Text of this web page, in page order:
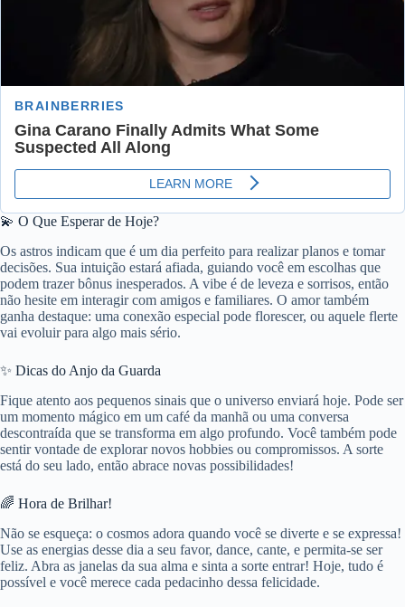
💫 O Que Esperar de Hoje?
Os astros indicam que é um dia perfeito para realizar planos e tomar
decisões. Sua intuição estará afiada, guiando você em escolhas que
podem trazer bônus inesperados. A vibe é de leveza e sorrisos, então
não hesite em interagir com amigos e familiares. O amor também
ganha destaque: uma conexão especial pode florescer, ou aquele flerte
vai evoluir para algo mais sério.
✨ Dicas do Anjo da Guarda
Fique atento aos pequenos sinais que o universo enviará hoje. Pode ser
um momento mágico em um café da manhã ou uma conversa
descontraída que se transforma em algo profundo. Você também pode
sentir vontade de explorar novos hobbies ou compromissos. A sorte
está do seu lado, então abrace novas possibilidades!
🌈 Hora de Brilhar!
Não se esqueça: o cosmos adora quando você se diverte e se expressa!
Use as energias desse dia a seu favor, dance, cante, e permita-se ser
feliz. Abra as janelas da sua alma e sinta a sorte entrar! Hoje, tudo é
possível e você merece cada pedacinho dessa felicidade.